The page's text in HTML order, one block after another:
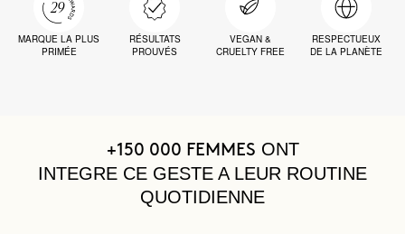
MARQUE LA PLUS
PRIMÉE
RÉSULTATS
PROUVÉS
VEGAN &
CRUELTY FREE
RESPECTUEUX
DE LA PLANÈTE
+150 000 FEMMES ONT
INTEGRE CE GESTE A LEUR ROUTINE
QUOTIDIENNE